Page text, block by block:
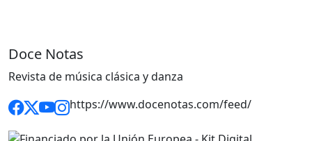
Doce Notas
Revista de música clásica y danza
https://www.docenotas.com/feed/